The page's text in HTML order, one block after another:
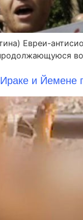
Евреи-
и Йемене